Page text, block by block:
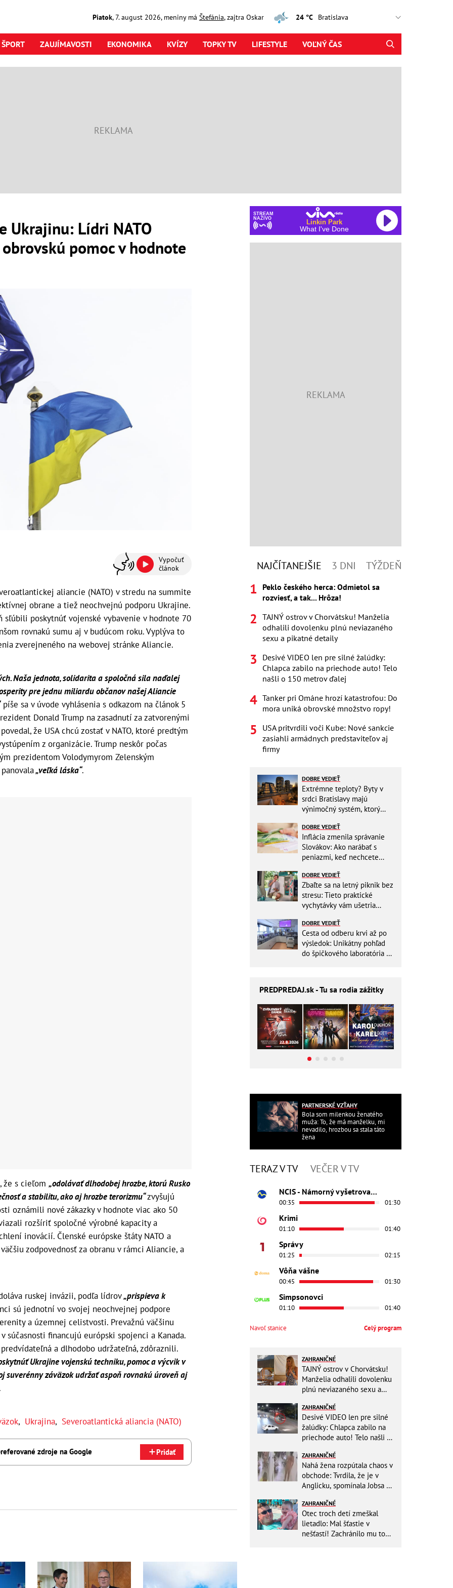
Piatok,7. august2026, meniny má Štefánia, zajtra Oskar 24 °C
ŠPORT ZAUJÍMAVOSTI EKONOMIKA KVÍZY TOPKY TV LIFESTYLE VOĽNÝ ČAS
Ukrajinu: Lídri NATO
pomoc v hodnote
Vypočuť
článok
aliancie (NATO) v stredu na summite
obrane a tiež neochvejnú podporu Ukrajine.
sľúbili poskytnúť vojenské vybavenie v hodnote 70
rovnakú sumu aj v budúcom roku. Vyplýva to
zverejneného na webovej stránke Aliancie.
Naša jednota, solidarita a spoločná sila naďalej
pre jednu miliardu občanov našej Aliancie
píše sa v úvode vyhlásenia s odkazom na článok 5
Donald Trump na zasadnutí za zatvorenými
že USA chcú zostať v NATO, ktoré predtým
z organizácie. Trump neskôr počas
prezidentom Volodymyrom Zelenským
„veľká láska“.
že s cieľom „odolávať dlhodobej hrozbe, ktorú Rusko
a stabilitu, ako aj hrozbe terorizmu“zvyšujú
oznámili nové zákazky v hodnote viac ako 50
rozšíriť spoločné výrobné kapacity a
inovácií. Členské európske štáty NATO a
zodpovednosť za obranu v rámci Aliancie, a
ruskej invázii, podľa lídrov„prispieva k
sú jednotní vo svojej neochvejnej podpore
a územnej celistvosti. Prevažnú väčšinu
súčasnosti financujú európski spojenci a Kanada.
a dlhodobo udržateľná, zdôraznili.
Ukrajine vojenskú techniku, pomoc a výcvik v
záväzok udržať aspoň rovnakú úroveň aj
, Ukrajina, Severoatlantická aliancia (NATO)
zdroje na Google Pridať
STREAM
NAŽIVO
Linkin Park
What I've Done
NAJČÍTANEJŠIE 3 DNI TÝŽDEŇ
Peklo českého herca: Odmietol sa
rozviesť, a tak... Hrôza!
TAJNÝ ostrov v Chorvátsku! Manželia
odhalili dovolenku plnú neviazaného
sexu a pikatné detaily
Desivé VIDEO len pre silné žalúdky:
Chlapca zabilo na priechode auto! Telo
našli o 150 metrov ďalej
Tanker pri Ománe hrozí katastrofou: Do
mora uniká obrovské množstvo ropy!
USA pritvrdili voči Kube: Nové sankcie
zasiahli armádnych predstaviteľov aj
firmy
DOBRE VEDIEŤ
Extrémne teploty? Byty v
srdci Bratislavy majú
výnimočný systém, ktorý
DOBRE VEDIEŤ
Inflácia zmenila správanie
Slovákov: Ako narábať s
peniazmi, keď nechcete
DOBRE VEDIEŤ
Zbaľte sa na letný piknik bez
stresu: Tieto praktické
vychytávky vám ušetria
DOBRE VEDIEŤ
Cesta od odberu krvi až po
výsledok: Unikátny pohľad
do špičkového laboratória na
PREDPREDAJ.sk - Tu sa rodia zážitky
PARTNERSKÉ VZŤAHY
Bola som milenkou ženatého
muža: To, že má manželku, mi
nevadilo, hrozbou sa stala táto
žena
TERAZ V TV VEČER V TV
NCIS - Námorný vyšetrovací úrad
00:35 01:30
Krimi
01:10 01:40
Správy
01:25 02:15
Vôňa vášne
00:45 01:30
Simpsonovci
01:10 01:40
Navoľ stanice Celý program
ZAHRANIČNÉ
TAJNÝ ostrov v Chorvátsku!
Manželia odhalili dovolenku
plnú neviazaného sexu a
ZAHRANIČNÉ
Desivé VIDEO len pre silné
žalúdky: Chlapca zabilo na
priechode auto! Telo našli o
ZAHRANIČNÉ
Nahá žena rozpútala chaos v
obchode: Tvrdila, že je v
Anglicku, spomínala Jobsa aj
ZAHRANIČNÉ
Otec troch detí zmeškal
lietadlo: Mal šťastie v
nešťastí! Zachránilo mu to